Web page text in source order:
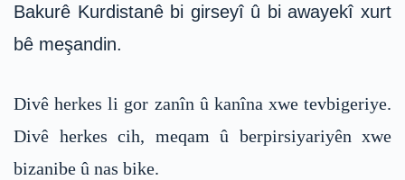
Bakurê Kurdistanê bi girseyî û bi awayekî xurt
bê meşandin.
Divê herkes li gor zanîn û kanîna xwe tevbigeriye.
Divê herkes cih, meqam û berpirsiyariyên xwe
bizanibe û nas bike.